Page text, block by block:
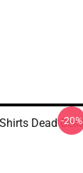
Dead Cells
-20%